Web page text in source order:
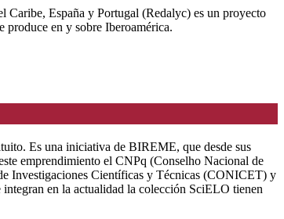
Caribe, España y Portugal (Redalyc) es un proyecto
en y sobre Iberoamérica.
Es una iniciativa de BIREME, que desde sus
emprendimiento el CNPq (Conselho Nacional de
Investigaciones Científicas y Técnicas (CONICET) y
en la actualidad la colección SciELO tienen